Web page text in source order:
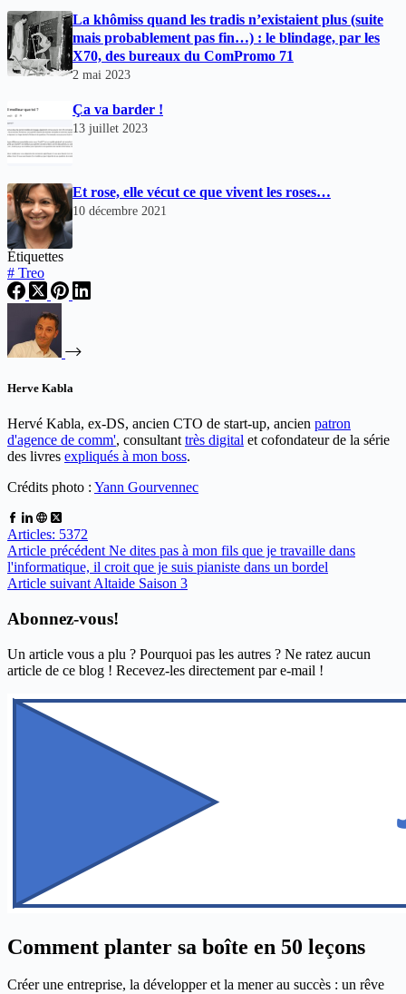
La khômiss quand les tradis n’existaient plus (suite
mais probablement pas fin…) : le blindage, par les
X70, des bureaux du ComPromo 71
2 mai 2023
Ça va barder !
13 juillet 2023
Et rose, elle vécut ce que vivent les roses…
10 décembre 2021
Étiquettes
# Treo
Herve Kabla
Hervé Kabla, ex-DS, ancien CTO de start-up, ancien patron
d'agence de comm', consultant très digital et cofondateur de la série
des livres expliqués à mon boss.
Crédits photo : Yann Gourvennec
Articles: 5372
Article précédent Ne dites pas à mon fils que je travaille dans
l'informatique, il croit que je suis pianiste dans un bordel
Article suivant Altaide Saison 3
Abonnez-vous!
Un article vous a plu ? Pourquoi pas les autres ? Ne ratez aucun
article de ce blog ! Recevez-les directement par e-mail !
Comment planter sa boîte en 50 leçons
Créer une entreprise, la développer et la mener au succès : un rêve